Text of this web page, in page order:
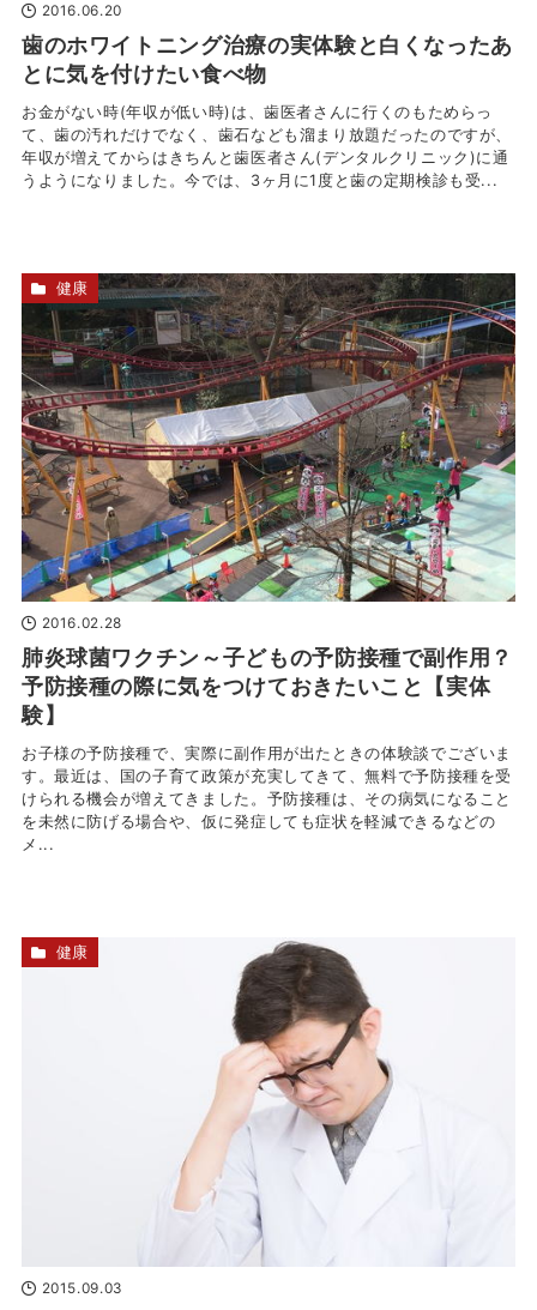
2016.06.20
歯のホワイトニング治療の実体験と白くなったあ
とに気を付けたい食べ物
お金がない時(年収が低い時)は、歯医者さんに行くのもためらっ
て、歯の汚れだけでなく、歯石なども溜まり放題だったのですが、
年収が増えてからはきちんと歯医者さん(デンタルクリニック)に通
うようになりました。今では、3ヶ月に1度と歯の定期検診も受...
2016.02.28
肺炎球菌ワクチン～子どもの予防接種で副作用？
予防接種の際に気をつけておきたいこと【実体
験】
お子様の予防接種で、実際に副作用が出たときの体験談でございま
す。最近は、国の子育て政策が充実してきて、無料で予防接種を受
けられる機会が増えてきました。予防接種は、その病気になること
を未然に防げる場合や、仮に発症しても症状を軽減できるなどの
メ...
健康
2015.09.03
健康